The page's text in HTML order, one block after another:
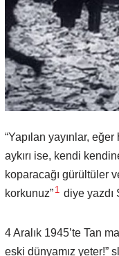
“Yapılan yayınlar,
aykırı ise, kendi
koparacağı gürültüler
korkunuz” 1 diye yazdı
4 Aralık 1945’te Tan
eski dünyamız yeter!”